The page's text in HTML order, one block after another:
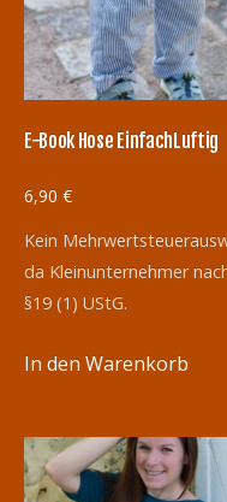
E-Book Hose EinfachLuftig
6,90 €
Kein
da Kleinunternehmer
§19 (1) UStG.
In den Warenkorb